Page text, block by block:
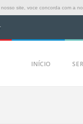
site, voce concorda com a
INÍCIO